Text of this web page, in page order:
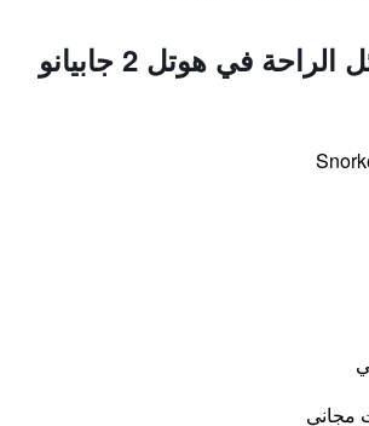
في هوتل 2 جابيانو
مجاني